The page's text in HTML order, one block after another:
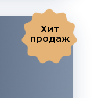
Хит
продаж